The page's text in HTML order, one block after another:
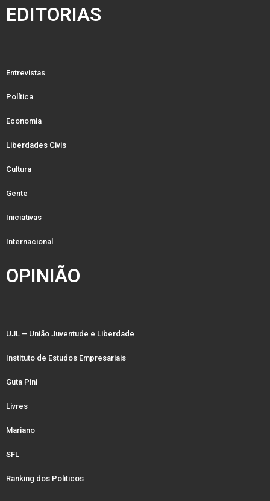
EDITORIAS
Entrevistas
Política
Economia
Liberdades Civis
Cultura
Gente
Iniciativas
Internacional
OPINIÃO
UJL – União Juventude e Liberdade
Instituto de Estudos Empresariais
Guta Pini
Livres
Mariano
SFL
Ranking dos Politicos